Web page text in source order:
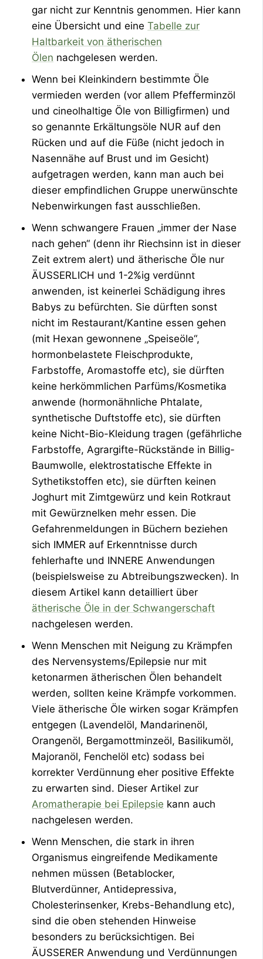
gar nicht zur Kenntnis genommen. Hier kann
eine Übersicht und eineTabelle zur
Haltbarkeit von ätherischen
Ölen nachgelesen werden.
Wenn bei Kleinkindern bestimmte Öle
vermieden werden (vor allem Pfefferminzöl
und cineolhaltige Öle von Billigfirmen) und
so genannte Erkältungsöle NUR auf den
Rücken und auf die Füße (nicht jedoch in
Nasennähe auf Brust und im Gesicht)
aufgetragen werden, kann man auch bei
dieser empfindlichen Gruppe unerwünschte
Nebenwirkungen fast ausschließen.
Wenn schwangere Frauen „immer der Nase
nach gehen“ (denn ihr Riechsinn ist in dieser
Zeit extrem alert) und ätherische Öle nur
ÄUSSERLICH und 1-2%ig verdünnt
anwenden, ist keinerlei Schädigung ihres
Babys zu befürchten. Sie dürften sonst
nicht im Restaurant/Kantine essen gehen
(mit Hexan gewonnene „Speiseöle“,
hormonbelastete Fleischprodukte,
Farbstoffe, Aromastoffe etc), sie dürften
keine herkömmlichen Parfüms/Kosmetika
anwende (hormonähnliche Phtalate,
synthetische Duftstoffe etc), sie dürften
keine Nicht-Bio-Kleidung tragen (gefährliche
Farbstoffe, Agrargifte-Rückstände in Billig-
Baumwolle, elektrostatische Effekte in
Sythetikstoffen etc), sie dürften keinen
Joghurt mit Zimtgewürz und kein Rotkraut
mit Gewürznelken mehr essen. Die
Gefahrenmeldungen in Büchern beziehen
sich IMMER auf Erkenntnisse durch
fehlerhafte und INNERE Anwendungen
(beispielsweise zu Abtreibungszwecken). In
diesem Artikel kann detailliert über
ätherische Öle in der Schwangerschaft
nachgelesen werden.
Wenn Menschen mit Neigung zu Krämpfen
des Nervensystems/Epilepsie nur mit
ketonarmen ätherischen Ölen behandelt
werden, sollten keine Krämpfe vorkommen.
Viele ätherische Öle wirken sogar Krämpfen
entgegen (Lavendelöl, Mandarinenöl,
Orangenöl, Bergamottminzeöl, Basilikumöl,
Majoranöl, Fenchelöl etc) sodass bei
korrekter Verdünnung eher positive Effekte
zu erwarten sind. Dieser Artikel zur
Aromatherapie bei Epilepsie kann auch
nachgelesen werden.
Wenn Menschen, die stark in ihren
Organismus eingreifende Medikamente
nehmen müssen (Betablocker,
Blutverdünner, Antidepressiva,
Cholesterinsenker, Krebs-Behandlung etc),
sind die oben stehenden Hinweise
besonders zu berücksichtigen. Bei
ÄUSSERER Anwendung und Verdünnungen